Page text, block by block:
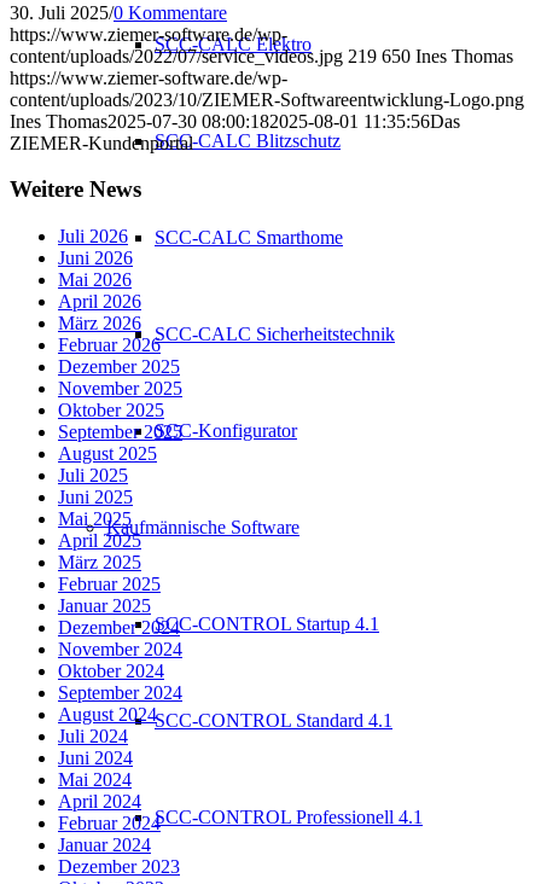
SCC-CALC Elektro
SCC-CALC Blitzschutz
SCC-CALC Smarthome
SCC-CALC Sicherheitstechnik
SCC-Konfigurator
Kaufmännische Software
SCC-CONTROL Startup 4.1
SCC-CONTROL Standard 4.1
SCC-CONTROL Professionell 4.1
30. Juli 2025/0 Kommentare
https://www.ziemer-software.de/wp-
content/uploads/2022/07/service_videos.jpg 219 650 Ines Thomas
https://www.ziemer-software.de/wp-
content/uploads/2023/10/ZIEMER-Softwareentwicklung-Logo.png
Ines Thomas2025-07-30 08:00:182025-08-01 11:35:56Das
ZIEMER-Kundenportal
Weitere News
Juli 2026
Juni 2026
Mai 2026
April 2026
März 2026
Februar 2026
Dezember 2025
November 2025
Oktober 2025
September 2025
August 2025
Juli 2025
Juni 2025
Mai 2025
April 2025
März 2025
Februar 2025
Januar 2025
Dezember 2024
November 2024
Oktober 2024
September 2024
August 2024
Juli 2024
Juni 2024
Mai 2024
April 2024
Februar 2024
Januar 2024
Dezember 2023